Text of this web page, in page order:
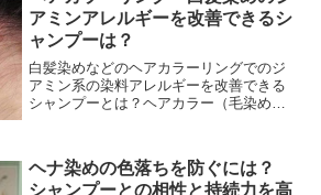
アミンアレルギーを改善できるシ
ャンプーは？
白髪染めなどのヘアカラーリングでのジ
アミン系の染料アレルギーを改善できる
シャンプーとは？ヘアカラー（毛染め）
ミンアレルギーってな...
ヘナ染めの色落ちを防ぐには？
シャンプーとの相性と持続力を高